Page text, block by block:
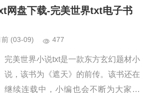
续关注本站，新章节出来，小编会第一
网盘下载-完美世界txt电子书
前 (03-09) 477
完美世界小说txt是一款东方玄幻题材小
说，该书为《遮天》的前传。该书还在
继续连载中，小编也会不断为大家更